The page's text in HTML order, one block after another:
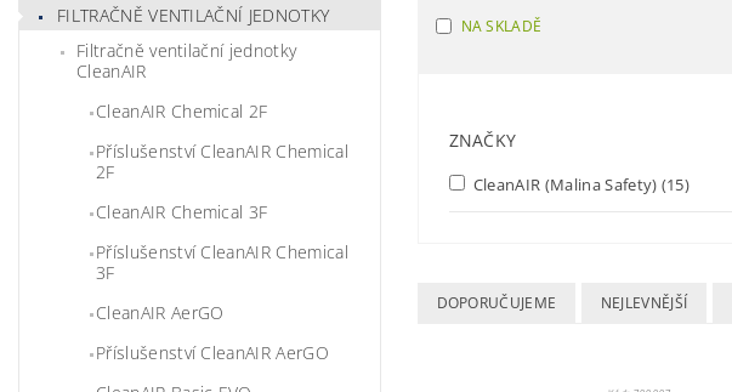
FILTRAČNĚ VENTILAČNÍ JEDNOTKY
Filtračně ventilační jednotky
CleanAIR
CleanAIR Chemical 2F
Příslušenství CleanAIR Chemical
2F
CleanAIR Chemical 3F
Příslušenství CleanAIR Chemical
3F
CleanAIR AerGO
Příslušenství CleanAIR AerGO
NA SKLADĚ
ZNAČKY
CleanAIR (Malina Safety) (15)
DOPORUČUJEME NEJLEVNĚJŠÍ